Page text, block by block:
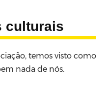
culturais
temos visto como
nada de nós.